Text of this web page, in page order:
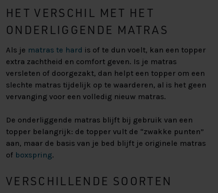
HET VERSCHIL MET HET
ONDERLIGGENDE MATRAS
Als je matras te hard is of te dun voelt, kan een topper
extra zachtheid en comfort geven. Is je matras
versleten of doorgezakt, dan helpt een topper om een
slechte matras tijdelijk op te waarderen, al is het geen
vervanging voor een volledig nieuw matras.
De onderliggende matras blijft bij gebruik van een
topper belangrijk: de topper vult de “zwakke punten”
aan, maar de basis van je bed blijft je originele matras
of boxspring.
VERSCHILLENDE SOORTEN